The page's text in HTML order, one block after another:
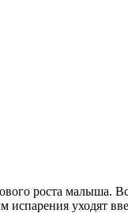
роста малыша.
испарения уходят